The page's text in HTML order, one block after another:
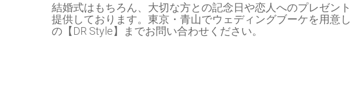
結婚式はもちろん、大切な方との記念日や恋人へのプレゼン
提供しております。東京・ 青山でウェディングブーケを用意
の【DR Style】までお問い合わせください。